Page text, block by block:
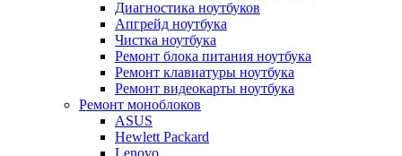
Диагностика ноутбуков
Апгрейд ноутбука
Чистка ноутбука
Ремонт блока питания ноутбука
Ремонт клавиатуры ноутбука
Ремонт видеокарты ноутбука
Ремонт моноблоков
ASUS
Hewlett Packard
Lenovo